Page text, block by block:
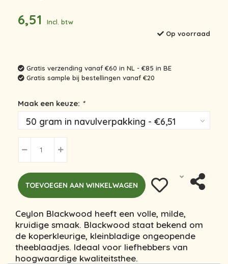
6,51
Incl. btw
Op voorraad
Gratis verzending vanaf €60 in NL - €85 in BE
Gratis sample bij bestellingen vanaf €20
Maak een keuze: *
TOEVOEGEN AAN WINKELWAGEN
Ceylon Blackwood heeft een volle, milde,
kruidige smaak. Blackwood staat bekend om
de koperkleurige, kleinbladige ongeopende
theeblaadjes. Ideaal voor liefhebbers van
hoogwaardige kwaliteitsthee.